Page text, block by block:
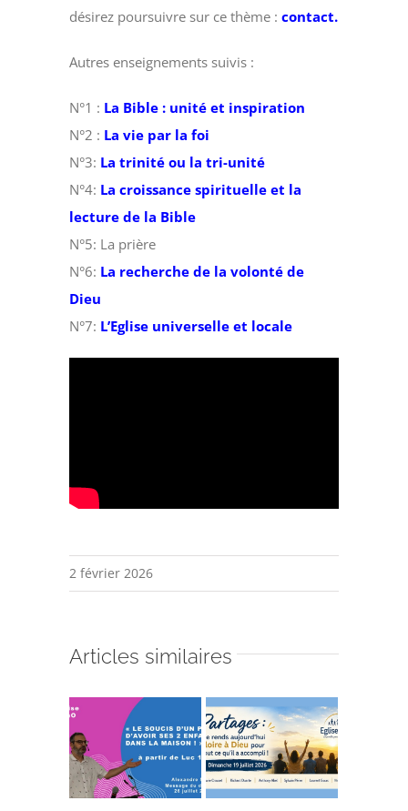
désirez poursuivre sur ce thème :contact.
Autres enseignements suivis :
N°1 : La Bible : unité et inspiration
N°2 : La vie par la foi
N°3: La trinité ou la tri-unité
N°4: La croissance spirituelle et la
lecture de la Bible
N°5: La prière
N°6: La recherche de la volonté de
Dieu
N°7: L’Eglise universelle et locale
2 février 2026
Articles similaires